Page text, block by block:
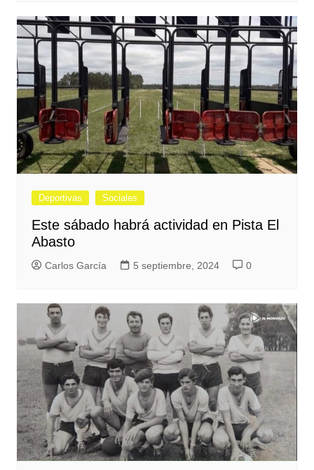
Deportivas Sociales
Este sábado habrá actividad en Pista El
Abasto
Carlos García 5 septiembre, 2024 0